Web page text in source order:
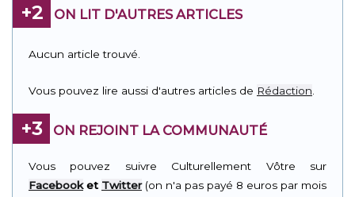
+2 ON LIT D'AUTRES ARTICLES
Aucun article trouvé.
Vous pouvez lire aussi d'autres articles de Rédaction
+3 ON REJOINT LA COMMUNAUTÉ
Vous pouvez suivre Culturellement Vôtre sur
Facebooket Twitter(on n'a pas payé 8 euros par mois